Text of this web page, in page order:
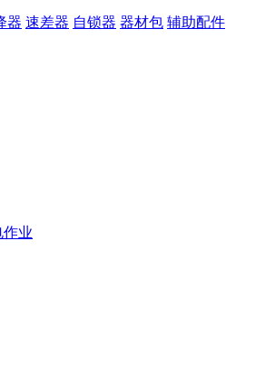
器 速差器 自锁器 器材包 辅助配件
作业